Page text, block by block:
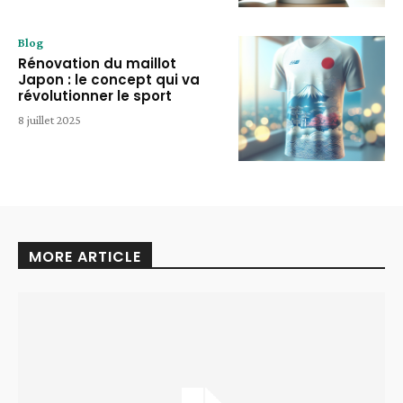
Blog
Rénovation du maillot
Japon : le concept qui va
révolutionner le sport
8 juillet 2025
MORE ARTICLE